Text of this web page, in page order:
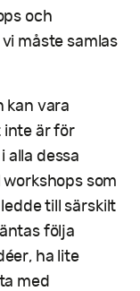
och
måste samlas
kan vara
inte är för
alla dessa
som
till särskilt
följa
ha lite
med